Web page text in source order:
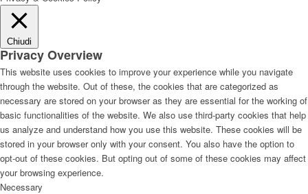
Chiudi
Privacy Overview
This website uses cookies to improve your experience while you navigate
through the website. Out of these, the cookies that are categorized as
necessary are stored on your browser as they are essential for the working of
basic functionalities of the website. We also use third-party cookies that help
us analyze and understand how you use this website. These cookies will be
stored in your browser only with your consent. You also have the option to
opt-out of these cookies. But opting out of some of these cookies may affect
your browsing experience.
Necessary